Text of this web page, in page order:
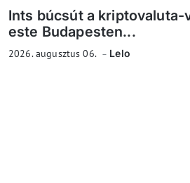
Ints búcsút a kriptovaluta-
este Budapesten...
2026. augusztus 06. Lelo